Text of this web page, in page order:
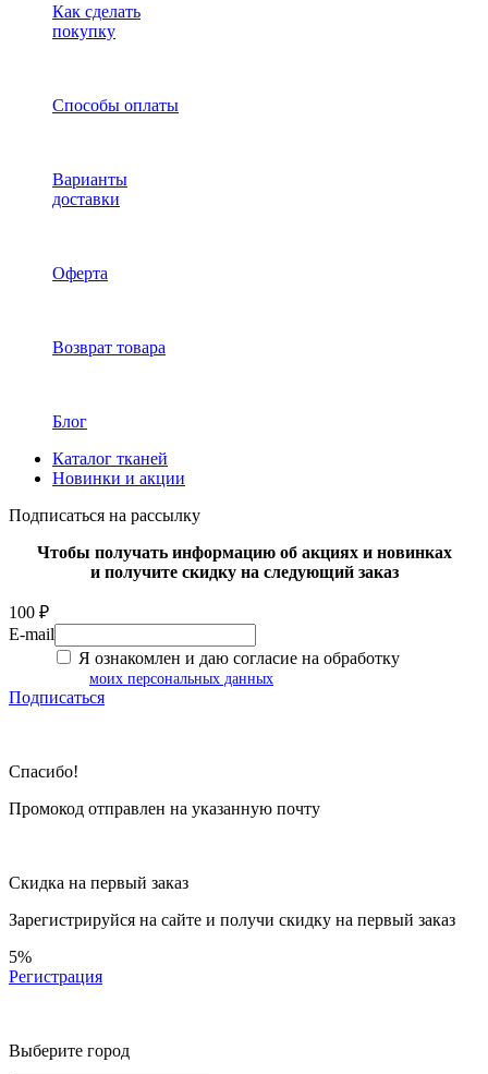
Как сделать
покупку
Способы оплаты
Варианты
доставки
Оферта
Возврат товара
Блог
Каталог тканей
Новинки и акции
Подписаться на рассылку
Чтобы получать информацию об акциях и новинках
и получите скидку на следующий заказ
100 ₽
E-mail
Я ознакомлен и даю согласие на обработку
моих персональных данных
Подписаться
Спасибо!
Промокод отправлен на указанную почту
Скидка на первый заказ
Зарегистрируйся на сайте и получи скидку на первый заказ
5%
Регистрация
Выберите город